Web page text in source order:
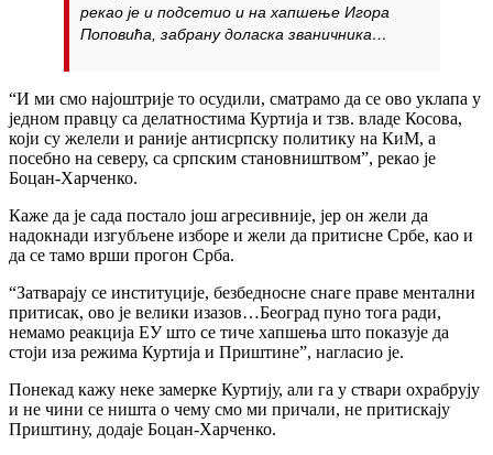
рекао је и подсетио и на хапшење Игора
Поповића, забрану доласка званичника…
“И ми смо најоштрије то осудили, сматрамо да се ово уклапа у
једном правцу са делатностима Куртија и тзв. владе Косова,
који су желели и раније антисрпску политику на КиМ, а
посебно на северу, са српским становништвом”, рекао је
Боцан-Харченко.
Каже да је сада постало још агресивније, јер он жели да
надокнади изгубљене изборе и жели да притисне Србе, као и
да се тамо врши прогон Срба.
“Затварају се институције, безбедносне снаге праве ментални
притисак, ово је велики изазов…Београд пуно тога ради,
немамо реакција ЕУ што се тиче хапшења што показује да
стоји иза режима Куртија и Приштине”, нагласио је.
Понекад кажу неке замерке Куртију, али га у ствари охрабрују
и не чини се ништа о чему смо ми причали, не притискају
Приштину, додаје Боцан-Харченко.